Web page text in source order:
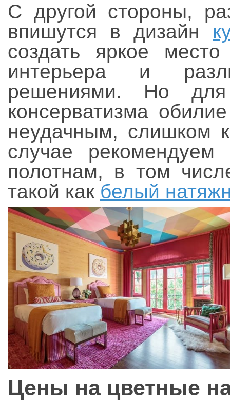
С другой стороны,
впишутся в дизайн
создать яркое
интерьера и
решениями. Но
консерватизма
неудачным, слишком
случае рекомендуем
полотнам, в том
такой как белый
Цены на цветные